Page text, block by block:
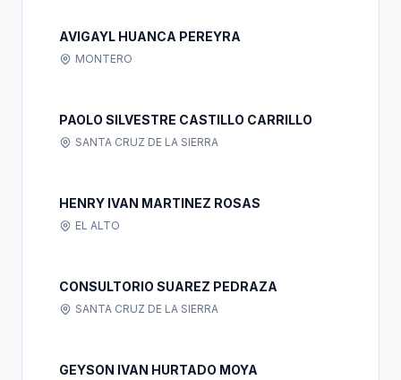
AVIGAYL HUANCA PEREYRA
MONTERO
PAOLO SILVESTRE CASTILLO CARRILLO
SANTA CRUZ DE LA SIERRA
HENRY IVAN MARTINEZ ROSAS
EL ALTO
CONSULTORIO SUAREZ PEDRAZA
SANTA CRUZ DE LA SIERRA
GEYSON IVAN HURTADO MOYA